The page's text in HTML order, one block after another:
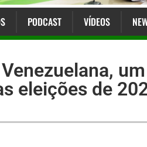
PODCAST VÍDEOS
eleições de